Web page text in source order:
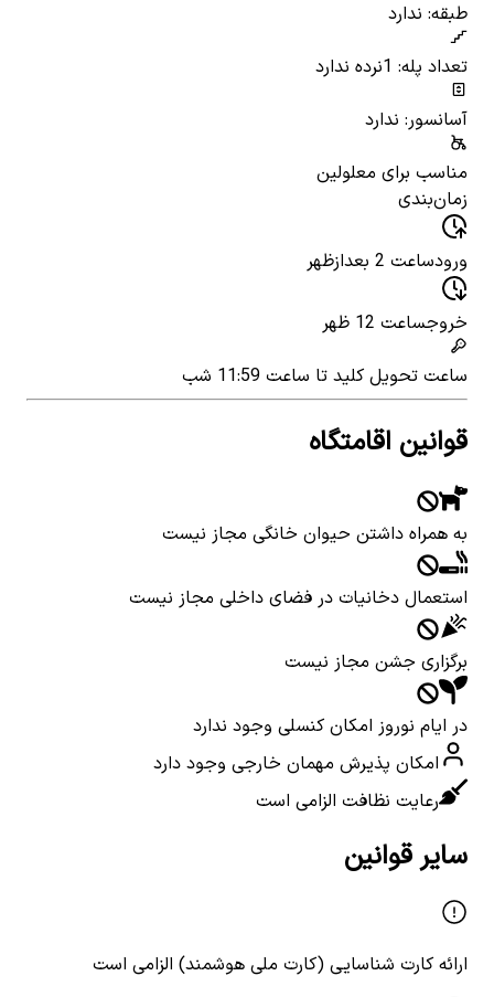
طبقه: ندارد
تعداد پله: 1
نرده ندارد
آسانسور: ندارد
مناسب برای معلولین
زمان‌بندی
ورودساعت 2 بعدازظهر
خروجساعت 12 ظهر
ساعت تحویل کلید تا ساعت 11:59 شب
قوانین اقامتگاه
به همراه داشتن حیوان خانگی مجاز نیست
استعمال دخانیات در فضای داخلی مجاز نیست
برگزاری جشن مجاز نیست
در ایام نوروز امکان کنسلی وجود ندارد
امکان پذیرش مهمان خارجی وجود دارد
رعایت نظافت الزامی است
سایر قوانین
ارائه کارت شناسایی (کارت ملی هوشمند) الزامی است